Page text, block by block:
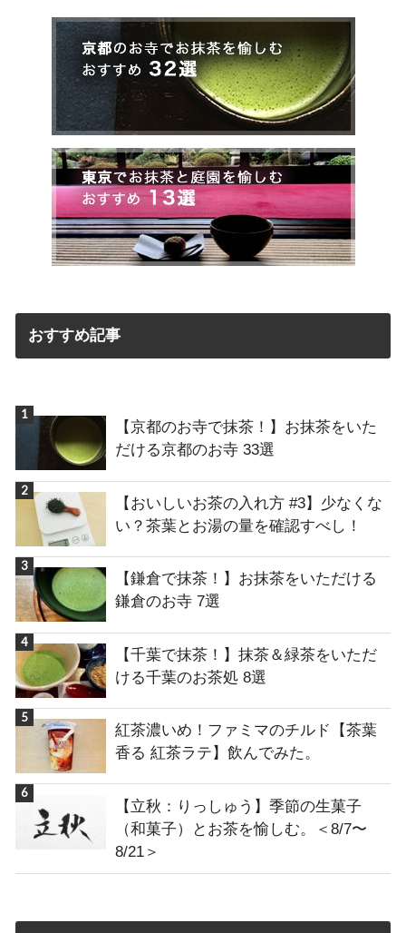
おすすめ記事
【京都のお寺で抹茶！】お抹茶をいた
だける京都のお寺 33選
【おいしいお茶の入れ方 #3】少なくな
い？茶葉とお湯の量を確認すべし！
【鎌倉で抹茶！】お抹茶をいただける
鎌倉のお寺 7選
【千葉で抹茶！】抹茶＆緑茶をいただ
ける千葉のお茶処 8選
紅茶濃いめ！ファミマのチルド【茶葉
香る 紅茶ラテ】飲んでみた。
【立秋：りっしゅう】季節の生菓子
（和菓子）とお茶を愉しむ。＜8/7〜
8/21＞